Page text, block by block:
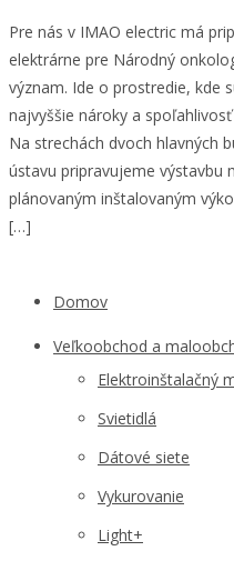
Pre nás v IMAO electric má
elektrárne pre Národný
význam. Ide o prostredie, kde
najvyššie nároky a
Na strechách dvoch hlavných
ústavu pripravujeme
plánovaným inštalovaným
[…]
Domov
Veľkoobchod a
Elektroinštalačný
Svietidlá
Dátové siete
Vykurovanie
Light+